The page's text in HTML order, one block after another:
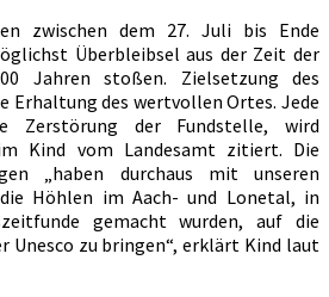
zwischen dem 27. Juli bis Ende
Überbleibsel aus der Zeit der
Jahren stoßen. Zielsetzung des
Erhaltung des wertvollen Ortes. Jede
Zerstörung der Fundstelle, wird
Kind vom Landesamt zitiert. Die
„haben durchaus mit unseren
Höhlen im Aach- und Lonetal, in
gemacht wurden, auf die
Unesco zu bringen“, erklärt Kind laut